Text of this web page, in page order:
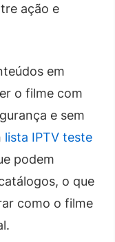
ação e
em
o filme com
e sem
lista IPTV teste
podem
o que
como o filme